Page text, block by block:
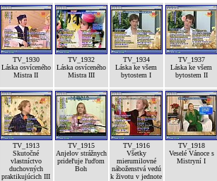
TV_1930
Láska osvíceného
Mistra II
TV_1932
Láska osvíceného
Mistra III
TV_1934
Láska ke všem
bytostem I
TV_1937
Láska ke všem
bytostem II
TV_1913
Skutočné
vlastníctvo
duchovných
praktikujúcich III
TV_1915
Anjelov strážnych
prideľuje ľuďom
Boh
TV_1916
Všetky
mierumilovné
náboženstvá vedú
k životu v jednote
TV_1918
Veselé Vánoce s
Mistryní I